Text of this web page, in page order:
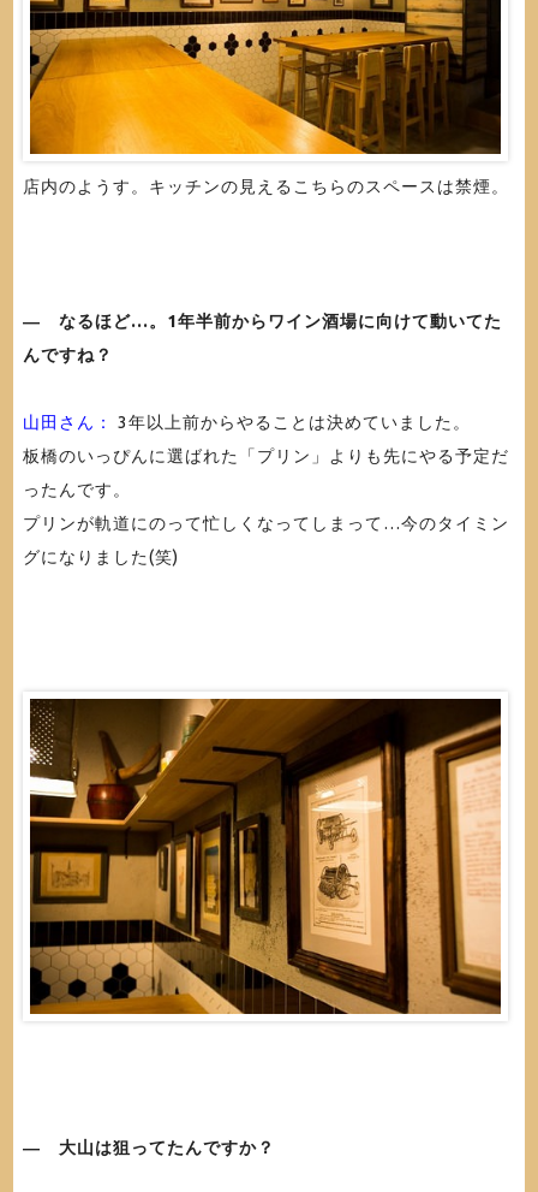
店内のようす。キッチンの見えるこちらのスペースは禁煙。
― なるほど…。1年半前からワイン酒場に向けて動いてた
んですね？
山田さん：
3年以上前からやることは決めていました。
板橋のいっぴんに選ばれた「プリン」よりも先にやる予定だ
ったんです。
プリンが軌道にのって忙しくなってしまって…今のタイミン
グになりました(笑)
― 大山は狙ってたんですか？